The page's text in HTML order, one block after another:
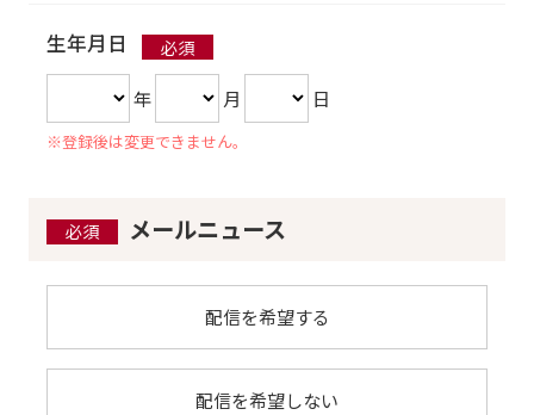
生年月日
年 月 日
※登録後は変更できません。
メールニュース
配信を希望する
配信を希望しない